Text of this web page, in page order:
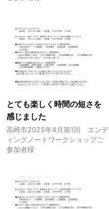
とても楽しく時間の短さを
感じました
高崎市2025年4月第1回 エンデ
ィングノートワークショップご
参加者様